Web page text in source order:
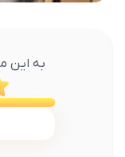
به این